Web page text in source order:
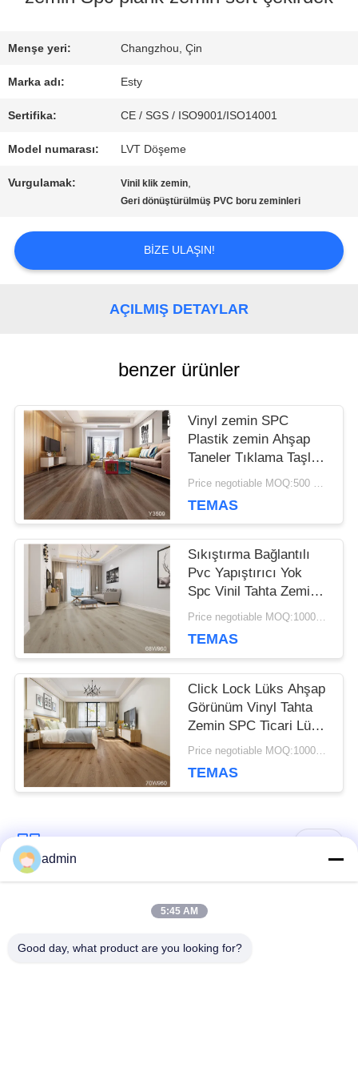
FABRIKA
TURU
KALITE
KONTROLÜ
BIZIMLE
İLETIŞIM
TEKLIF
ET
SITE
HARITASI
GIZLILIK
POLITIKASI
Menşe yeri: Changzhou, Çin
Marka adı: Esty
Sertifika: CE / SGS / ISO9001/ISO14001
Model numarası: LVT Döşeme
Vurgulamak: Vinil klik zemin,
Geri dönüştürülmüş PVC boru zeminleri
BIZE ULAŞIN!
AÇILMIŞ DETAYLAR
benzer ürünler
Vinyl zemin SPC
Plastik zemin Ahşap
Taneler Tıklama Taşları
2mm 3mm Kalınlığı
Price negotiable MOQ:500 metrekare
TEMAS
Sıkıştırma Bağlantılı
Pvc Yapıştırıcı Yok
Spc Vinil Tahta Zemin
Çevre Dostu
Price negotiable MOQ:1000 Metrekare
TEMAS
Click Lock Lüks Ahşap
Görünüm Vinyl Tahta
Zemin SPC Ticari Lüks
Vinyl Kelepçesi
Price negotiable MOQ:1000 Metrekare
TEMAS
Popüler Kategoriler
Lüks Vinyl Plakalı
admin
5:45 AM
Good day, what product are you looking for?